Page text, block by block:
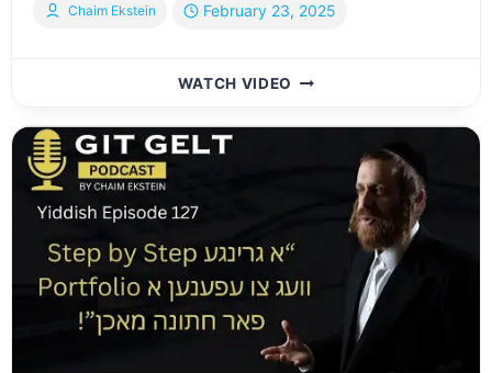
Chaim Ekstein February 23, 2025
WATCH VIDEO EPISODE
THE
INSURANCE:
THEY
TELL
YOU